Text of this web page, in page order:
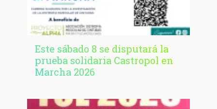
Este sábado 8 se disputará la
prueba solidaria Castropol en
Marcha 2026